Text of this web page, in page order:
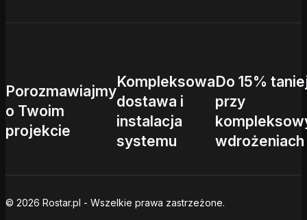
Porozmawiajmy
o Twoim
projekcie
Kompleksowa
dostawa i
instalacja
systemu
Do 15%
przy
wdrożeniach
© 2026 Rostar.pl - Wszelkie prawa zastrzeżone.